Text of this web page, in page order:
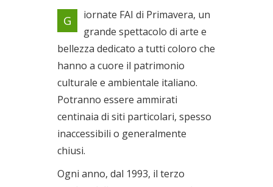
Un grande spettacolo di arte
e bellezza
Dal 23/03/2019 al
24/03/2019
G
iornate FAI di Primavera, un
grande spettacolo di arte e
bellezza dedicato a tutti coloro che
hanno a cuore il patrimonio
culturale e ambientale italiano.
Potranno essere ammirati
centinaia di siti particolari, spesso
inaccessibili o generalmente
chiusi.
Ogni anno, dal 1993, il terzo